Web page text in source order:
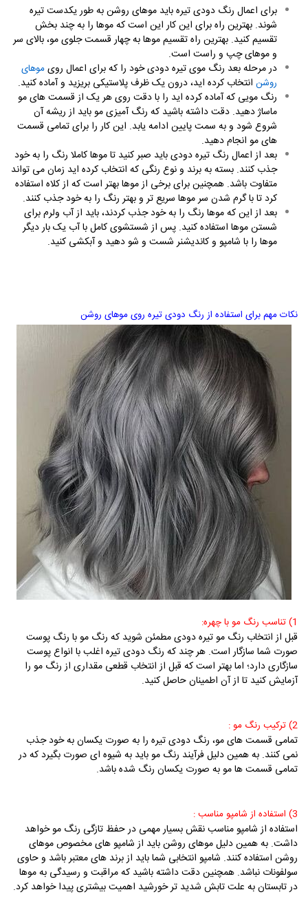
برای اعمال رنگ دودی تیره باید موهای روشن به طور یکدست تیره
شوند. بهترین راه برای این کار این است که موها را به چند بخش
تقسیم کنید. بهترین راه تقسیم موها به چهار قسمت جلوی مو، بالای سر
و موهای چپ و راست است.
در مرحله بعد رنگ موی تیره دودی خود را که برای اعمال رویموهای
روشن انتخاب کرده اید، درون یک ظرف پلاستیکی بریزید و آماده کنید.
رنگ مویی که آماده کرده اید را با دقت روی هر یک از قسمت های مو
ماساژ دهید. دقت داشته باشید که رنگ آمیزی مو باید از ریشه آن
شروع شود و به سمت پایین ادامه یابد. این کار را برای تمامی قسمت
های مو انجام دهید.
بعد از اعمال رنگ تیره دودی باید صبر کنید تا موها کاملا رنگ را به خود
جذب کنند. بسته به برند و نوع رنگی که انتخاب کرده اید زمان می تواند
متفاوت باشد. همچنین برای برخی از موها بهتر است که از کلاه استفاده
کرد تا با گرم شدن سر موها سریع تر و بهتر رنگ را به خود جذب کنند.
بعد از این که موها رنگ را به خود جذب کردند، باید از آب ولرم برای
شستن موها استفاده کنید. پس از شستشوی کامل با آب یک بار دیگر
موها را با شامپو و کاندیشنر شست و شو دهید و آبکشی کنید.
نکات مهم برای استفاده از رنگ دودی تیره روی موهای روشن
1) تناسب رنگ مو با چهره:
قبل از انتخاب رنگ مو تیره دودی مطمئن شوید که رنگ مو با رنگ پوست
صورت شما سازگار است. هر چند که رنگ دودی تیره اغلب با انواع پوست
سازگاری دارد؛ اما بهتر است که قبل از انتخاب قطعی مقداری از رنگ مو را
آزمایش کنید تا از آن اطمینان حاصل کنید.
2) ترکیب رنگ مو :
تمامی قسمت های مو، رنگ دودی تیره را به صورت یکسان به خود جذب
نمی کنند. به همین دلیل فرآیند رنگ مو باید به شیوه ای صورت بگیرد که در
تمامی قسمت ها مو به صورت یکسان رنگ شده باشد.
3) استفاده از شامپو مناسب :
استفاده از شامپو مناسب نقش بسیار مهمی در حفظ تازگی رنگ مو خواهد
داشت. به همین دلیل موهای روشن باید از شامپو های مخصوص موهای
روشن استفاده کنند. شامپو انتخابی شما باید از برند های معتبر باشد و حاوی
سولفونات نباشد. همچنین دقت داشته باشید که مراقبت و رسیدگی به موها
در تابستان به علت تابش شدید تر خورشید اهمیت بیشتری پیدا خواهد کرد.